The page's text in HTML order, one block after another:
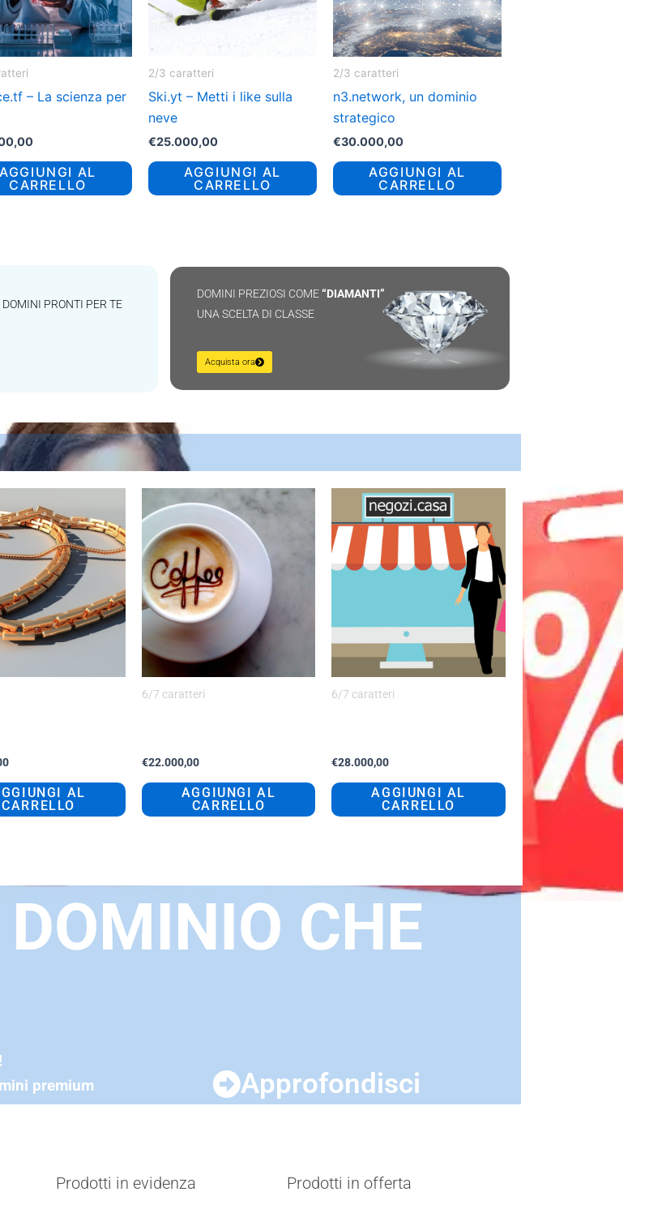
– La scienza per
AGGIUNGI AL
CARRELLO
2/3 caratteri
Ski.yt – Metti i like sulla
neve
€25.000,00
AGGIUNGI AL
CARRELLO
2/3 caratteri
n3.network, un dominio
strategico
€30.000,00
AGGIUNGI AL
CARRELLO
PRONTI PER TE
DOMINI PREZIOSI COME“DIAMANTI”
UNA SCELTA DI CLASSE
Acquista ora
AL
CARRELLO
6/7 caratteri
€22.000,00
AGGIUNGI AL
CARRELLO
6/7 caratteri
€28.000,00
AGGIUNGI AL
CARRELLO
CHE
premium Approfondisci
Prodotti in evidenza Prodotti in offerta